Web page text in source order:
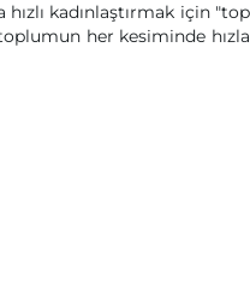
hızlı kadınlaştırmak için
her kesiminde